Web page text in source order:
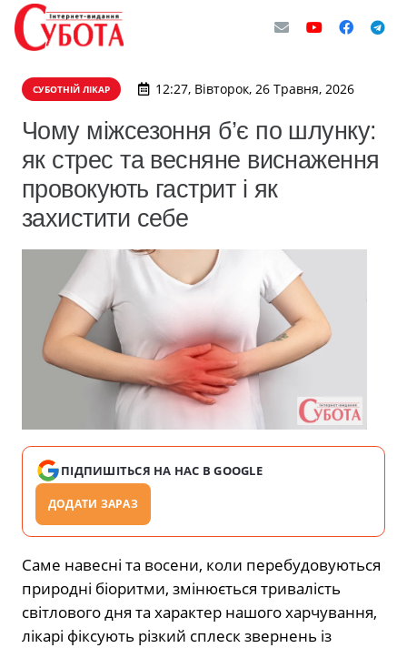
СУБОТНІЙ ЛІКАР 12:27, Вівторок, 26 Травня, 2026
Чому міжсезоння б’є по шлунку:
як стрес та весняне виснаження
провокують гастрит і як
захистити себе
ПІДПИШІТЬСЯ НА НАС В GOOGLE
ДОДАТИ ЗАРАЗ
Саме навесні та восени, коли перебудовуються
природні біоритми, змінюється тривалість
світлового дня та характер нашого харчування,
лікарі фіксують різкий сплеск звернень із